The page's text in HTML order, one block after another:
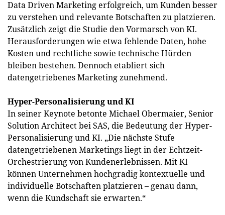
Data Driven Marketing erfolgreich, um Kunden besser
zu verstehen und relevante Botschaften zu platzieren.
Zusätzlich zeigt die Studie den Vormarsch von KI.
Herausforderungen wie etwa fehlende Daten, hohe
Kosten und rechtliche sowie technische Hürden
bleiben bestehen. Dennoch etabliert sich
datengetriebenes Marketing zunehmend.
Hyper-Personalisierung und KI
In seiner Keynote betonte Michael Obermaier, Senior
Solution Architect bei SAS, die Bedeutung der Hyper-
Personalisierung und KI. „Die nächste Stufe
datengetriebenen Marketings liegt in der Echtzeit-
Orchestrierung von Kundenerlebnissen. Mit KI
können Unternehmen hochgradig kontextuelle und
individuelle Botschaften platzieren – genau dann,
wenn die Kundschaft sie erwarten.“